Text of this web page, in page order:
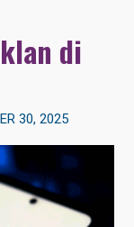
di
30, 2025